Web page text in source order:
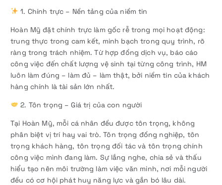
1. Chính trực – Nền tảng của niềm tin
Hoàn Mỹ đặt chính trực làm gốc rễ trong mọi hoạt động:
trung thực trong cam kết, minh bạch trong quy trình, rõ
ràng trong trách nhiệm. Từ hợp đồng dịch vụ, báo cáo
công việc đến chất lượng vệ sinh tại từng công trình, HM
luôn làm đúng – làm đủ – làm thật, bởi niềm tin của khách
hàng chính là tài sản lớn nhất.
2. Tôn trọng – Giá trị của con người
Tại Hoàn Mỹ, mỗi cá nhân đều được tôn trọng, không
phân biệt vị trí hay vai trò. Tôn trọng đồng nghiệp, tôn
trọng khách hàng, tôn trọng đối tác và tôn trọng chính
công việc mình đang làm. Sự lắng nghe, chia sẻ và thấu
hiểu tạo nên môi trường làm việc văn minh, nơi mỗi người
đều có cơ hội phát huy năng lực và gắn bó lâu dài.